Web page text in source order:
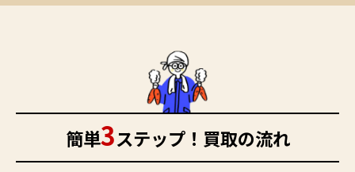
簡単3ステップ！買取の流れ